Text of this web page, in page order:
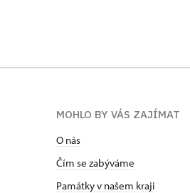
MOHLO BY VÁS ZAJÍMAT
O nás
Čím se zabýváme
Památky v našem kraji